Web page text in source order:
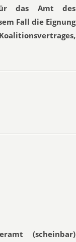
das Amt des
Fall die Eignung
(scheinbar)